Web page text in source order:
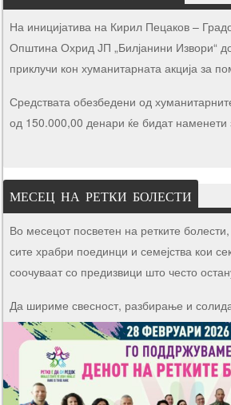
На иницијатива на Кирил Пецаков –
Општина Охрид ЈП „Билјанини Извори“
приклучи кон хуманитарната акција за
Средствата обезбедени од
од 150.000,00 денари ќе бидат
МЕСЕЦ НА РЕТКИ БОЛЕСТИ
Во месецот посветен на ретките
сите храбри поединци и семејства кои
соочуваат со предизвици што често
Да шириме свесност, разбирање и